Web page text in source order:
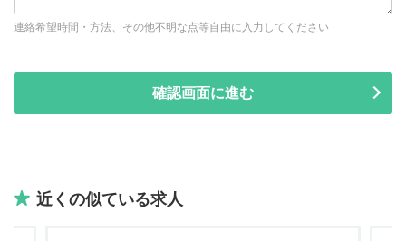
連絡希望時間・方法、その他不明な点等自由に入力してください
近くの似ている求人